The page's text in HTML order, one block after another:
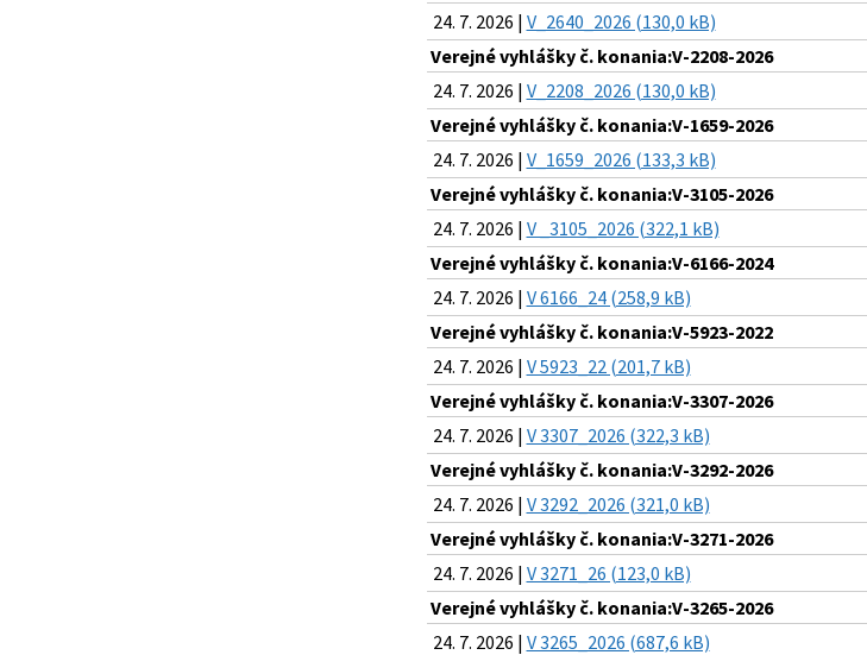
24. 7. 2026 | V_2640_2026 (130,0 kB)
Verejné vyhlášky č. konania:V-2208-2026
24. 7. 2026 | V_2208_2026 (130,0 kB)
Verejné vyhlášky č. konania:V-1659-2026
24. 7. 2026 | V_1659_2026 (133,3 kB)
Verejné vyhlášky č. konania:V-3105-2026
24. 7. 2026 | V _3105_2026 (322,1 kB)
Verejné vyhlášky č. konania:V-6166-2024
24. 7. 2026 | V 6166_24 (258,9 kB)
Verejné vyhlášky č. konania:V-5923-2022
24. 7. 2026 | V 5923_22 (201,7 kB)
Verejné vyhlášky č. konania:V-3307-2026
24. 7. 2026 | V 3307_2026 (322,3 kB)
Verejné vyhlášky č. konania:V-3292-2026
24. 7. 2026 | V 3292_2026 (321,0 kB)
Verejné vyhlášky č. konania:V-3271-2026
24. 7. 2026 | V 3271_26 (123,0 kB)
Verejné vyhlášky č. konania:V-3265-2026
24. 7. 2026 | V 3265_2026 (687,6 kB)